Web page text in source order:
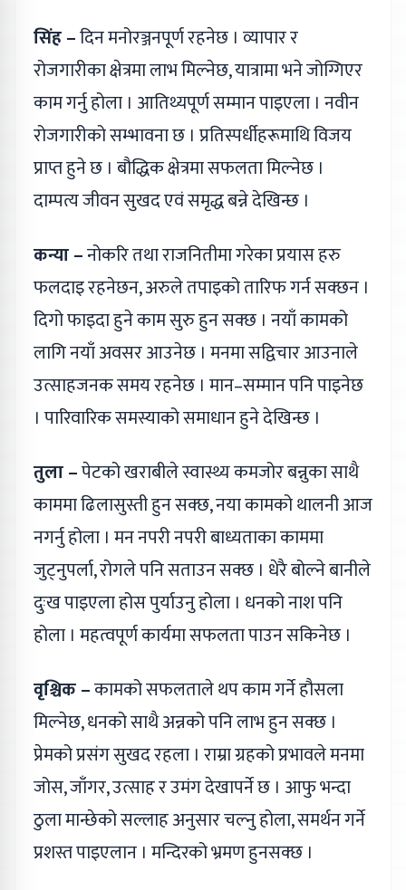
सिंह –दिन मनोरञ्जनपूर्ण रहनेछ । व्यापार र
रोजगारीका क्षेत्रमा लाभ मिल्नेछ, यात्रामा भने जोग्गिएर
काम गर्नु होला । आतिथ्यपूर्ण सम्मान पाइएला । नवीन
रोजगारीको सम्भावना छ । प्रतिस्पर्धीहरूमाथि विजय
प्राप्त हुने छ । बौद्धिक क्षेत्रमा सफलता मिल्नेछ ।
दाम्पत्य जीवन सुखद एवं समृद्ध बन्ने देखिन्छ ।
कन्या –नोकरि तथा राजनितीमा गरेका प्रयास हरु
फलदाइ रहनेछन, अरुले तपाइको तारिफ गर्न सक्छन ।
दिगो फाइदा हुने काम सुरु हुन सक्छ । नयाँ कामको
लागि नयाँ अवसर आउनेछ । मनमा सद्विचार आउनाले
उत्साहजनक समय रहनेछ । मान–सम्मान पनि पाइनेछ
। पारिवारिक समस्याको समाधान हुने देखिन्छ ।
तुला –पेटको खराबीले स्वास्थ्य कमजोर बन्नुका साथै
काममा ढिलासुस्ती हुन सक्छ, नया कामको थालनी आज
नगर्नु होला । मन नपरी नपरी बाध्यताका काममा
जुट्नुपर्ला, रोगले पनि सताउन सक्छ । धेरै बोल्ने बानीले
दुःख पाइएला होस पुर्याउनु होला । धनको नाश पनि
होला । महत्वपूर्ण कार्यमा सफलता पाउन सकिनेछ ।
वृश्चिक –कामको सफलताले थप काम गर्ने हौसला
मिल्नेछ, धनको साथै अन्नको पनि लाभ हुन सक्छ ।
प्रेमको प्रसंग सुखद रहला । राम्रा ग्रहको प्रभावले मनमा
जोस, जाँगर, उत्साह र उमंग देखापर्ने छ । आफु भन्दा
ठुला मान्छेको सल्लाह अनुसार चल्नु होला, समर्थन गर्ने
प्रशस्त पाइएलान । मन्दिरको भ्रमण हुनसक्छ ।